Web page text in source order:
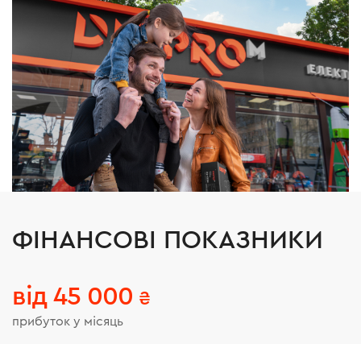
ФІНАНСОВІ ПОКАЗНИКИ
від 45 000₴
прибуток у місяць